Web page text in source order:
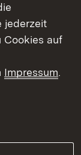
jederzeit
Cookies auf
Impressum.